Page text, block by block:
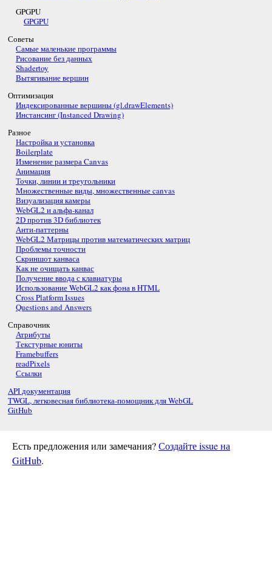
GPGPU
GPGPU
Советы
Самые маленькие программы
Рисование без данных
Shadertoy
Вытягивание вершин
Оптимизация
Индексированные вершины (gl.drawElements)
Инстансинг (Instanced Drawing)
Разное
Настройка и установка
Boilerplate
Изменение размера Canvas
Анимация
Точки, линии и треугольники
Множественные виды, множественные canvas
Визуализация камеры
WebGL2 и альфа-канал
2D против 3D библиотек
Анти-паттерны
WebGL2 Матрицы против математических матриц
Проблемы точности
Скриншот канваса
Как не очищать канвас
Получение ввода с клавиатуры
Использование WebGL2 как фона в HTML
Cross Platform Issues
Questions and Answers
Справочник
Атрибуты
Текстурные юниты
Framebuffers
readPixels
Ссылки
API документация
TWGL, легковесная библиотека-помощник для WebGL
GitHub
Есть предложения или замечания?Создайте issue на
GitHub.